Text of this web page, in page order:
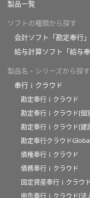
製品一覧
ソフトの種類から探す
会計ソフト「勘定奉行」
給与計算ソフト「給与奉
製品名・シリーズから探す
奉行ｉクラウド
勘定奉行ｉクラウド
勘定奉行ｉクラウド[個
勘定奉行ｉクラウド[建
勘定奉行クラウド
債権奉行ｉクラウド
債務奉行ｉクラウド
固定資産奉行ｉクラウド
申告奉行ｉクラウド[法